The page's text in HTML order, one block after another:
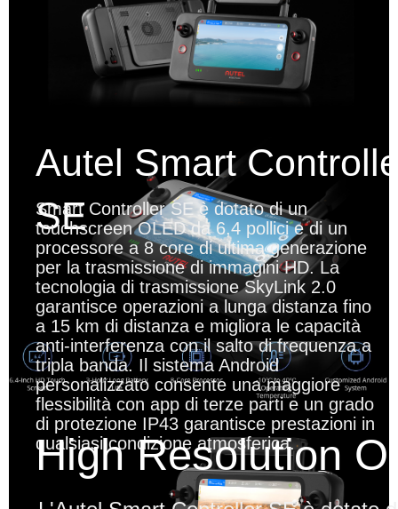
Autel Smart
SE
Smart Controller SE è dotato di un
touchscreen OLED da 6,4 pollici e di un
processore a 8 core di ultima generazione
per la trasmissione di immagini HD. La
tecnologia di trasmissione SkyLink 2.0
garantisce operazioni a lunga distanza fino
a 15 km di distanza e migliora le capacità
anti-interferenza con il salto di frequenza a
tripla banda. Il sistema Android
personalizzato consente una maggiore
flessibilità con app di terze parti e un grado
di protezione IP43 garantisce prestazioni in
qualsiasi condizione atmosferica.
High Resolution